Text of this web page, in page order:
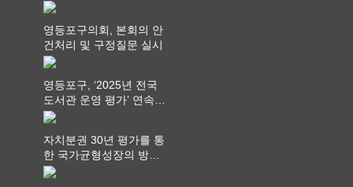
영등포구의회, 본회의 안
건처리 및 구정질문 실시
영등포구, ‘2025년 전국
도서관 운영 평가’ 연속
최고 영예 장관상에서 ‘대
자치분권 30년 평가를 통
한 국가균형성장의 방향
과 과제 논의